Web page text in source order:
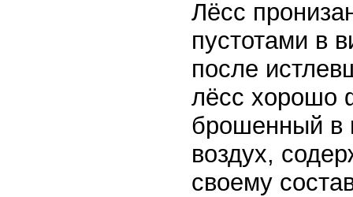
Лёсс
пустотами в
после
лёсс хорошо
брошенный в
воздух,
своему